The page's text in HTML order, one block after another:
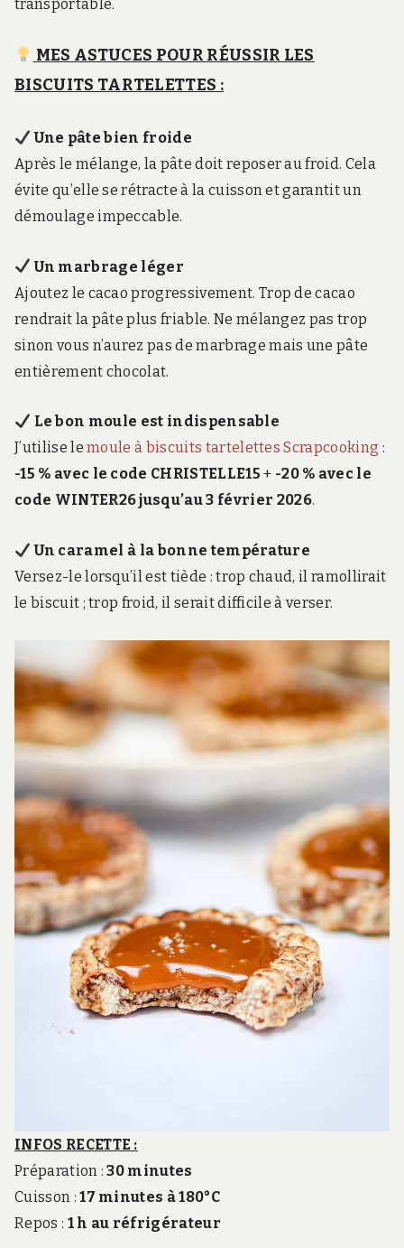
transportable.
MES ASTUCES POUR RÉUSSIR LES
BISCUITS TARTELETTES :
Une pâte bien froide
Après le mélange, la pâte doit reposer au froid. Cela
évite qu’elle se rétracte à la cuisson et garantit un
démoulage impeccable.
Un marbrage léger
Ajoutez le cacao progressivement. Trop de cacao
rendrait la pâte plus friable. Ne mélangez pas trop
sinon vous n’aurez pas de marbrage mais une pâte
entièrement chocolat.
Le bon moule est indispensable
J’utilise lemoule à biscuits tartelettes Scrapcooking :
-15 % avec le code CHRISTELLE15 + -20 % avec le
code WINTER26 jusqu’au 3 février 2026.
Un caramel à la bonne température
Versez-le lorsqu’il est tiède : trop chaud, il ramollirait
le biscuit ; trop froid, il serait difficile à verser.
INFOS RECETTE :
Préparation :30 minutes
Cuisson :17 minutes à 180°C
Repos : 1 h au réfrigérateur